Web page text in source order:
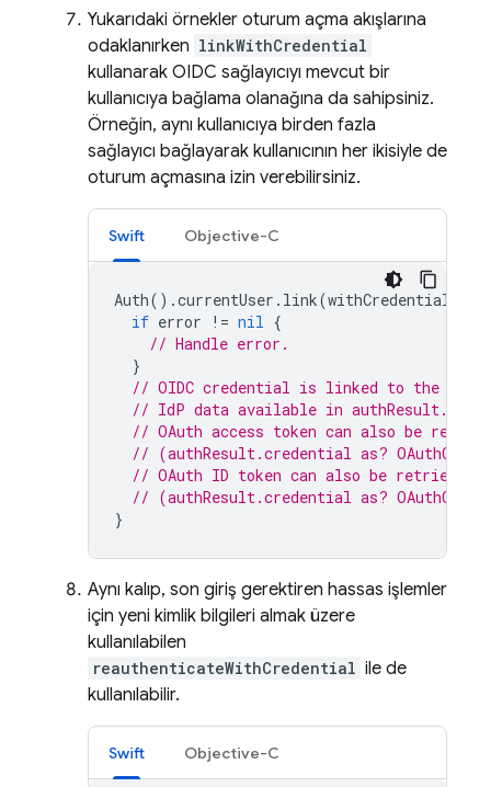
Yukarıdaki örnekler oturum açma akışlarına
odaklanırken linkWithCredential
kullanarak OIDC sağlayıcıyı mevcut bir
kullanıcıya bağlama olanağına da sahipsiniz.
Örneğin, aynı kullanıcıya birden fazla
sağlayıcı bağlayarak kullanıcının her ikisiyle de
oturum açmasına izin verebilirsiniz.
Swift Objective-C
Auth().currentUser . link(withCredential
if error != nil {
// Handle error.
}
// OIDC credential is linked to the
// IdP data available in
// OAuth access token can also be
// (authResult.credential as?
// OAuth ID token can also be retrieved:
// (authResult.credential as?
}
Aynı kalıp, son giriş gerektiren hassas işlemler
için yeni kimlik bilgileri almak üzere
kullanılabilen
reauthenticateWithCredential ile de
kullanılabilir.
Swift Objective-C